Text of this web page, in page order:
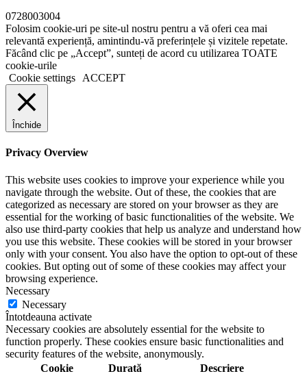
0728003004
Folosim cookie-uri pe site-ul nostru pentru a vă oferi cea mai
relevantă experiență, amintindu-vă preferințele și vizitele repetate.
Făcând clic pe „Accept”, sunteți de acord cu utilizarea TOATE
cookie-urile
Cookie settings
ACCEPT
Închide
Privacy Overview
This website uses cookies to improve your experience while you
navigate through the website. Out of these, the cookies that are
categorized as necessary are stored on your browser as they are
essential for the working of basic functionalities of the website. We
also use third-party cookies that help us analyze and understand how
you use this website. These cookies will be stored in your browser
only with your consent. You also have the option to opt-out of these
cookies. But opting out of some of these cookies may affect your
browsing experience.
Necessary
Necessary
Întotdeauna activate
Necessary cookies are absolutely essential for the website to
function properly. These cookies ensure basic functionalities and
security features of the website, anonymously.
Cookie
Durată Descriere